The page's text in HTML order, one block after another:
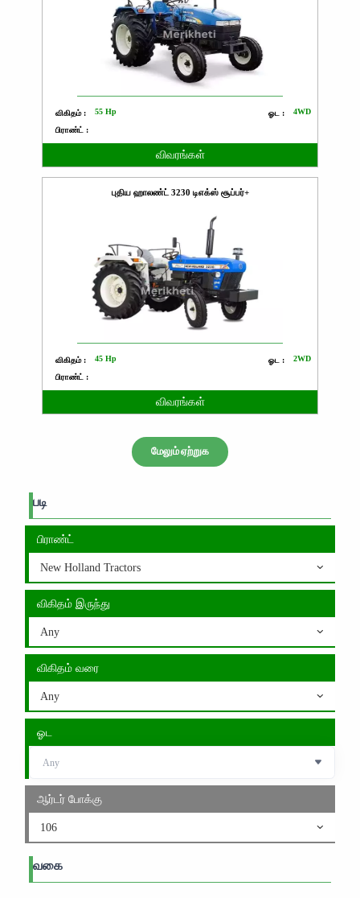
விகிதம் : 55 Hp ஓட : 4WD
பிராண்ட் :
விவரங்கள்
புதிய ஹாலண்ட் 3230 டிஎக்ஸ் சூப்பர்+
விகிதம் : 45 Hp ஓட : 2WD
பிராண்ட் :
விவரங்கள்
மேலும் ஏற்றுக
படி
பிராண்ட்
New Holland Tractors
விகிதம் இருந்து
Any
விகிதம் வரை
Any
ஓட
ஆர்டர் போக்கு
106
வகை